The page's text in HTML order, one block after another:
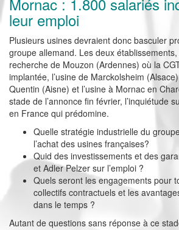
leur emploi
Plusieurs usines devraient donc basculer
groupe allemand. Les deux
recherche de Mouzon (Ardennes) où la
implantée, l’usine de Marckolsheim
Quentin (Aisne) et l’usine à Mornac en
stade de l’annonce fin février, l’inquiétude
en France qui prédomine.
Quelle stratégie industrielle du
l’achat des usines françaises?
Quid des investissements et des
et Adler Pelzer sur l’emploi ?
Quels seront les engagements pour
collectifs contractuels et les
dans le temps ?
Autant de questions sans réponse à ce